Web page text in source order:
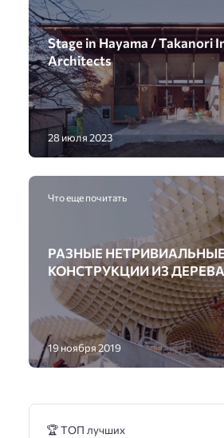
Stage in Hayama / Takanori
Architects
28 июля 2023
Что еще почитать
РАЗНЫЕ
КОНСТРУКЦИИ ИЗ ДЕРЕВА
19 ноября 2019
🏆 ТОП лучших